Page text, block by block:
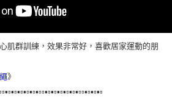
肌群訓練，效果非常好，喜歡居家運動的朋
》